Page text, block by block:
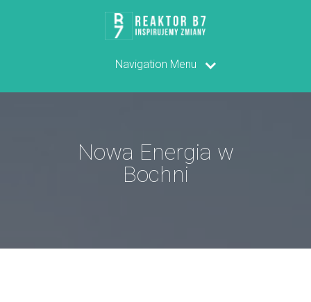
Navigation Menu
Nowa Energia w
Bochni